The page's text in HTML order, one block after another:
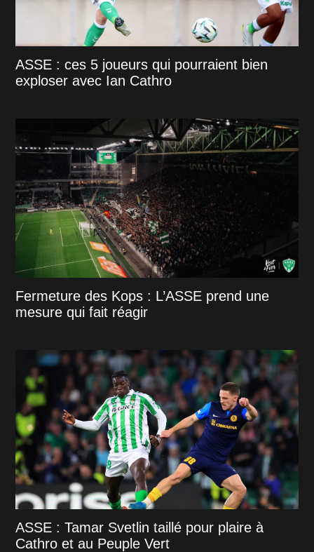
ASSE : ces 5 joueurs qui pourraient bien
exploser avec Ian Cathro
Fermeture des Kops : L’ASSE prend une
mesure qui fait réagir
ASSE : Tamar Svetlin taillé pour plaire à
Cathro et au Peuple Vert